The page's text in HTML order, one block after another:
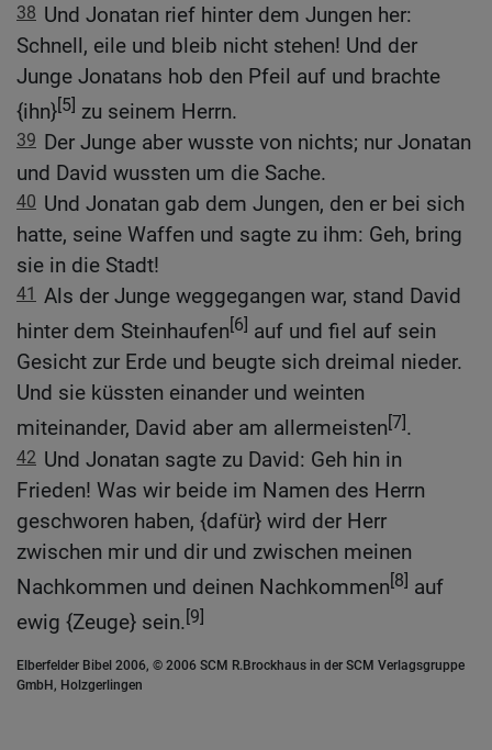
38 Und Jonatan rief hinter dem Jungen her:
Schnell, eile und bleib nicht stehen! Und der
Junge Jonatans hob den Pfeil auf und brachte
{ihn}[5] zu seinem Herrn.
39 Der Junge aber wusste von nichts; nur Jonatan
und David wussten um die Sache.
40 Und Jonatan gab dem Jungen, den er bei sich
hatte, seine Waffen und sagte zu ihm: Geh, bring
sie in die Stadt!
41 Als der Junge weggegangen war, stand David
hinter dem Steinhaufen[6] auf und fiel auf sein
Gesicht zur Erde und beugte sich dreimal nieder.
Und sie küssten einander und weinten
miteinander, David aber am allermeisten[7].
42 Und Jonatan sagte zu David: Geh hin in
Frieden! Was wir beide im Namen des Herrn
geschworen haben, {dafür} wird der Herr
zwischen mir und dir und zwischen meinen
Nachkommen und deinen Nachkommen[8] auf
ewig {Zeuge} sein.[9]
Elberfelder Bibel 2006, © 2006 SCM R.Brockhaus in der SCM Verlagsgruppe
GmbH, Holzgerlingen